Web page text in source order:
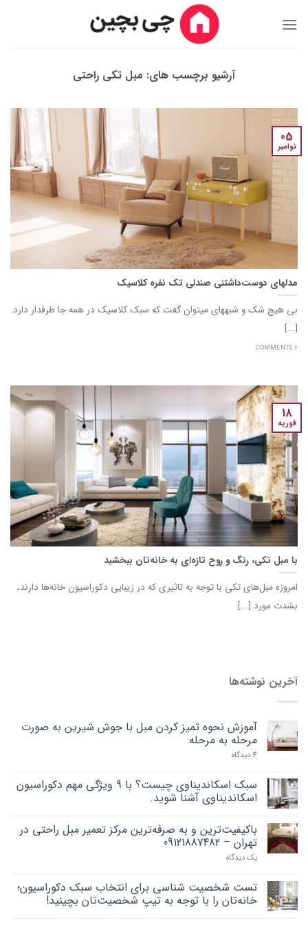
آرشیو برچسب های: مبل تکی راحتی
مدل‎های دوست‌داشتنی صندلی تک نفره کلاسیک
بی هیچ شک و شبهه‎ای می‎توان گفت که سبک کلاسیک در همه‏ جا طرفدار دارد.
[...]
6 COMMENTS
05
نوامبر
با مبل تکی، رنگ و روح تازه‌ای به خانه‌تان ببخشید
امروزه مبل‌های تکی با توجه به تاثیری که در زیبایی دکوراسیون خانه‌ها دارند،
بشدت مورد [...]
18
فوریه
آخرین نوشته‌ها
آموزش نحوه تمیز کردن مبل با جوش شیرین به صورت
مرحله به مرحله
4 دیدگاه
سبک اسکاندیناوی چیست؟ با 9 ویژگی مهم دکوراسیون
اسکاندیناوی آشنا شوید.
باکیفیت‌ترین و به صرفه‌ترین مرکز تعمیر مبل راحتی در
تهران – 09121887482
یک دیدگاه
تست شخصیت شناسی برای انتخاب سبک دکوراسیون؛
خانه‌تان را با توجه به تیپ شخصیت‌تان بچینید!